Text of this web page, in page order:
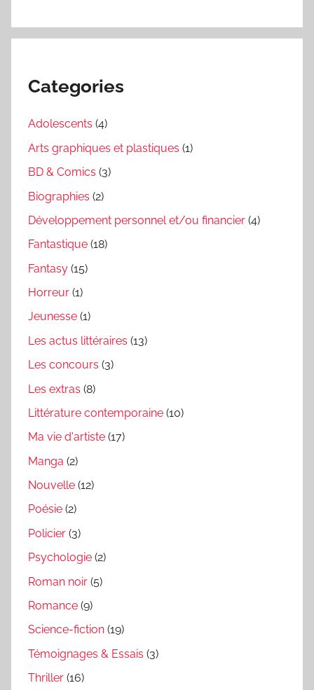
Categories
Adolescents (4)
Arts graphiques et plastiques (1)
BD & Comics (3)
Biographies (2)
Développement personnel et/ou financier (4)
Fantastique (18)
Fantasy (15)
Horreur (1)
Jeunesse (1)
Les actus littéraires (13)
Les concours (3)
Les extras (8)
Littérature contemporaine (10)
Ma vie d'artiste (17)
Manga (2)
Nouvelle (12)
Poésie (2)
Policier (3)
Psychologie (2)
Roman noir (5)
Romance (9)
Science-fiction (19)
Témoignages & Essais (3)
Thriller (16)